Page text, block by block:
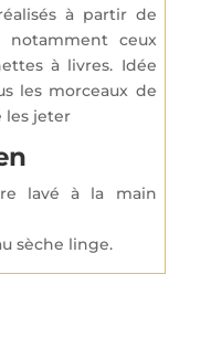
à partir de
notamment ceux
à livres. Idée
les morceaux de
les jeter
lavé à la main
sèche linge.